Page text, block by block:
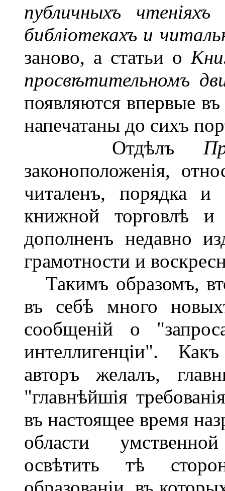
публичныхъ
библіотекахъ и
заново, а статьи о
просвѣтительномъ
появляются впервые
напечатаны до сихъ
Отдѣлъ
законоположенія,
читаленъ, порядка
книжной торговлѣ
дополненъ недавно
грамотности и
Такимъ образомъ,
въ себѣ много
сообщеній о
интеллигенціи".
авторъ желалъ,
"главнѣйшія
въ настоящее время
области
освѣтить тѣ